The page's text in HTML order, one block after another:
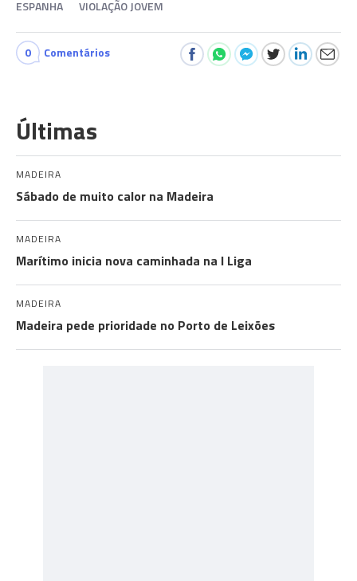
ESPANHA VIOLAÇÃO JOVEM
0 Comentários
Últimas
MADEIRA
Sábado de muito calor na Madeira
MADEIRA
Marítimo inicia nova caminhada na I Liga
MADEIRA
Madeira pede prioridade no Porto de Leixões